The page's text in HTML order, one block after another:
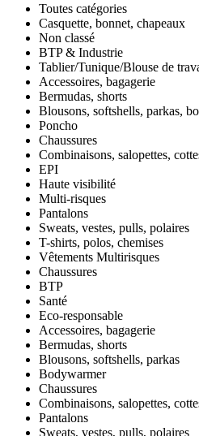
Toutes catégories
Casquette, bonnet, chapeaux
Non classé
BTP & Industrie
Tablier/Tunique/Blouse de
Accessoires, bagagerie
Bermudas, shorts
Blousons, softshells, parkas,
Poncho
Chaussures
Combinaisons, salopettes,
EPI
Haute visibilité
Multi-risques
Pantalons
Sweats, vestes, pulls, polaires
T-shirts, polos, chemises
Vêtements Multirisques
Chaussures
BTP
Santé
Eco-responsable
Accessoires, bagagerie
Bermudas, shorts
Blousons, softshells, parkas
Bodywarmer
Chaussures
Combinaisons, salopettes,
Pantalons
Sweats, vestes, pulls, polaires